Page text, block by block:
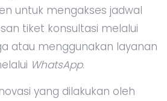
untuk mengakses jadwal
tiket konsultasi melalui
atau menggunakan layanan
WhatsApp.
yang dilakukan oleh